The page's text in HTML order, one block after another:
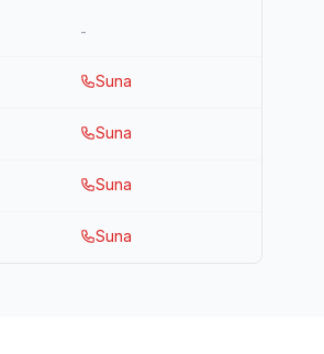
-
Suna
Suna
Suna
Suna